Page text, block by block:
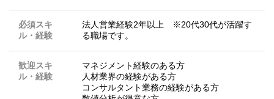
必須スキ
ル・経験
法人営業経験2年以上 ※20代30代が活躍す
る職場です。
歓迎スキ
ル・経験
マネジメント経験のある方
人材業界の経験がある方
コンサルタント業務の経験がある方